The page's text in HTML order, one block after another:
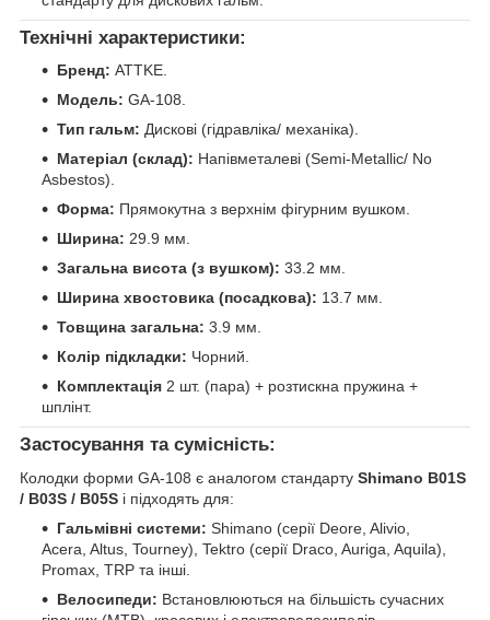
Технічні характеристики:
Бренд: ATTKE.
Модель: GA-108.
Тип гальм: Дискові (гідравліка/ механіка).
Матеріал (склад): Напівметалеві (Semi-Metallic/ No
Asbestos).
Форма: Прямокутна з верхнім фігурним вушком.
Ширина: 29.9 мм.
Загальна висота (з вушком): 33.2 мм.
Ширина хвостовика (посадкова): 13.7 мм.
Товщина загальна: 3.9 мм.
Колір підкладки: Чорний.
Комплектація 2 шт. (пара) + розтискна пружина +
шплінт.
Застосування та сумісність:
Колодки форми GA-108 є аналогом стандарту Shimano B01S
/ B03S / B05S і підходять для:
Гальмівні системи: Shimano (серії Deore, Alivio,
Acera, Altus, Tourney), Tektro (серії Draco, Auriga, Aquila),
Promax, TRP та інші.
Велосипеди: Встановлюються на більшість сучасних